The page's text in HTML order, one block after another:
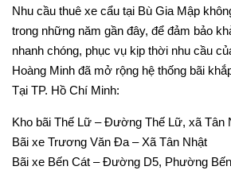
Nhu cầu thuê xe cẩu tại Bù Gia Mập
trong những năm gần đây, để đảm bảo
nhanh chóng, phục vụ kịp thời nhu cầu
Hoàng Minh đã mở rộng hệ thống bãi
Tại TP. Hồ Chí Minh:
Kho bãi Thế Lữ – Đường Thế Lữ, xã Tân
Bãi xe Trương Văn Đa – Xã Tân Nhật
Bãi xe Bến Cát – Đường D5, Phường